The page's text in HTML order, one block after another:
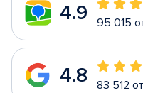
4.9 95 015
4.8 83 512